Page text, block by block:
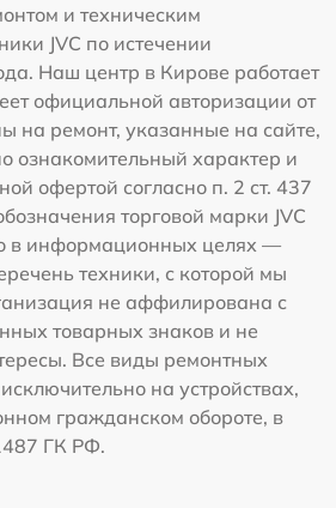
и техническим
JVC по истечении
Наш центр в Кирове работает
официальной авторизации от
на ремонт, указанные на сайте,
ознакомительный характер и
офертой согласно п. 2 ст. 437
торговой марки JVC
в информационных целях —
техники, с которой мы
не аффилирована с
товарных знаков и не
Все виды ремонтных
на устройствах,
гражданском обороте, в
ГК РФ.